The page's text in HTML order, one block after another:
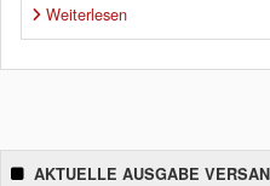
Weiterlesen
AKTUELLE AUSGABE